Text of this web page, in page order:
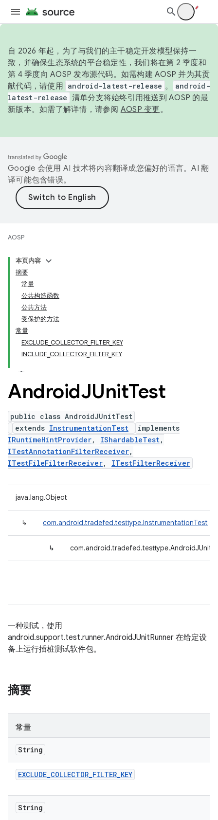
自 2026 年起，为了与我们的主干稳定开发模型保持一
致，并确保生态系统的平台稳定性，我们将在第 2 季度和
第 4 季度向 AOSP 发布源代码。如需构建 AOSP 并为其贡
献代码，请使用 android-latest-release 。
android-
latest-release 清单分支将始终引用推送到 AOSP 的最
新版本。如需了解详情，请参阅 AOSP 变更。
Google 会使用 AI 技术将内容翻译成您偏好的语言。AI 翻
译可能包含错误。
AOSP
本页内容
摘要
常量
公共构造函数
公共方法
受保护的方法
常量
EXCLUDE_COLLECTOR_FILTER_KEY
INCLUDE_COLLECTOR_FILTER_KEY
AndroidJUnitTest
public class AndroidJUnitTest
extends InstrumentationTest
implements
IRuntimeHintProvider, IShardableTest,
ITestAnnotationFilterReceiver,
ITestFileFilterReceiver, ITestFilterReceiver
java.lang.Object
↳ com.android.tradefed.testtype.InstrumentationTest
↳
一种测试，使用
android.support.test.runner.AndroidJUnitRunner 在给定设
备上运行插桩测试软件包。
摘要
常量
String
EXCLUDE_COLLECTOR_FILTER_KEY
String